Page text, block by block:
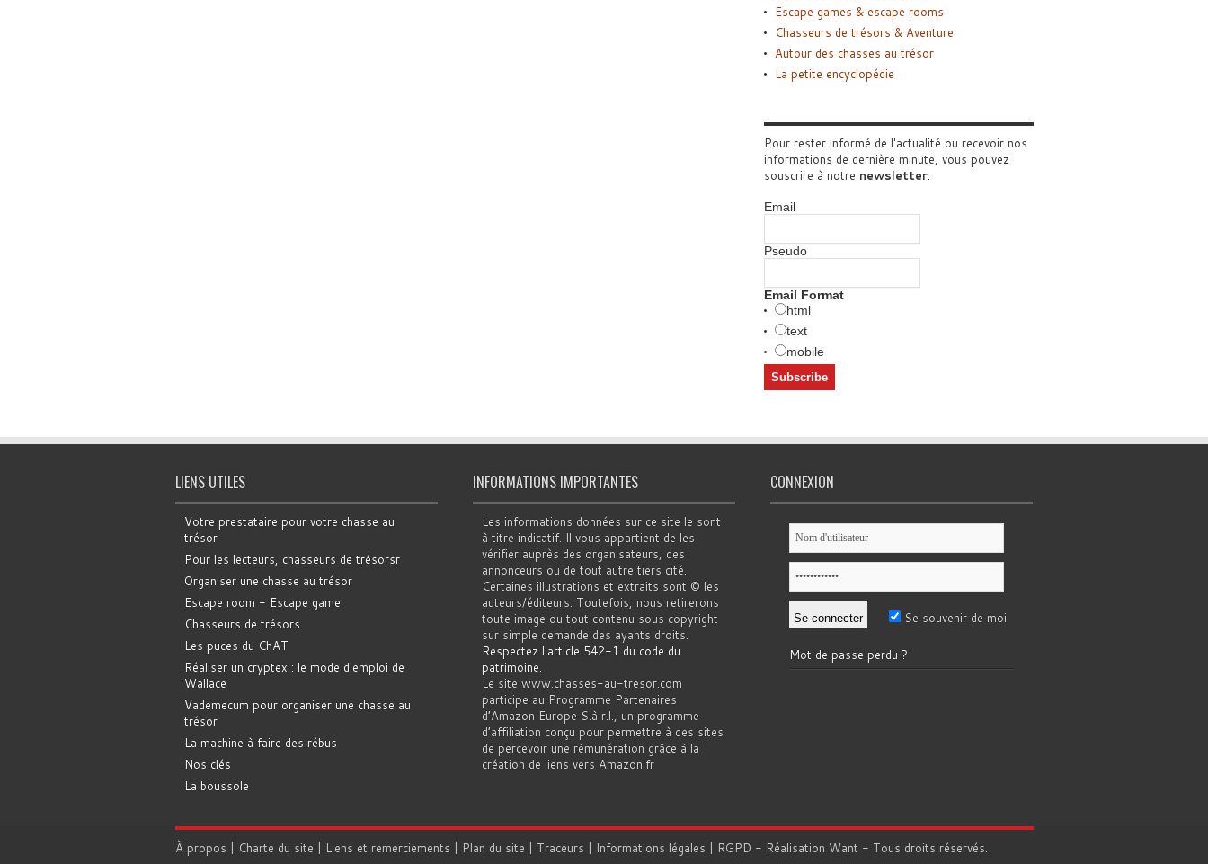
Escape games & escape rooms
Chasseurs de trésors & Aventure
Autour des chasses au trésor
La petite encyclopédie
Pour rester informé de l'actualité ou recevoir nos
informations de dernière minute, vous pouvez
souscrire à notre newsletter.
Email
Pseudo
Email Format
html
text
mobile
LIENS UTILES
Votre prestataire pour votre chasse au
trésor
Pour les lecteurs, chasseurs de trésorsr
Organiser une chasse au trésor
Escape room - Escape game
Chasseurs de trésors
Les puces du ChAT
Réaliser un cryptex : le mode d'emploi de
Wallace
Vademecum pour organiser une chasse au
trésor
La machine à faire des rébus
Nos clés
La boussole
INFORMATIONS IMPORTANTES
Les informations données sur ce site le sont
à titre indicatif. Il vous appartient de les
vérifier auprès des organisateurs, des
annonceurs ou de tout autre tiers cité.
Certaines illustrations et extraits sont © les
auteurs/éditeurs. Toutefois, nous retirerons
toute image ou tout contenu sous copyright
sur simple demande des ayants droits.
Respectez l'article 542-1 du code du
patrimoine
Le site www.chasses-au-tresor.com
participe au Programme Partenaires
d’Amazon Europe S.à r.l., un programme
d’affiliation conçu pour permettre à des sites
de percevoir une rémunération grâce à la
création de liens vers Amazon.fr
CONNEXION
Se souvenir de moi
Mot de passe perdu ?
À propos | Charte du site | Liens et remerciements | Plan du site | Traceurs | Informations légales | RGPD - Réalisation Want - Tous droits réservés.